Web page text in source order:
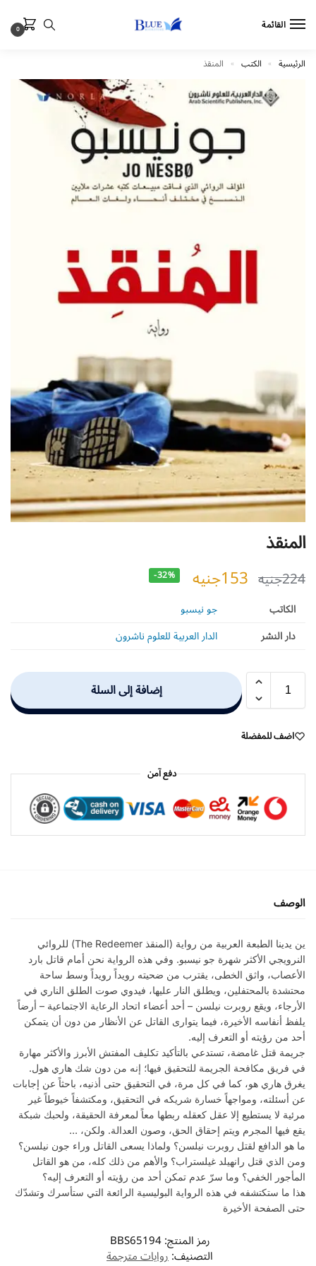
القائمة 0
الرئيسية » الكتب » المنقذ
المنقذ
224جنيه 153جنيه -32%
الكاتب
جو نيسبو
دار النشر
الدار العربية للعلوم ناشرون
إضافة إلى السلة
اضف للمفضلة
دفع آمن
الوصف
ين يدينا الطبعة العربية من رواية (المنقذ The Redeemer) للروائي
النرويجي الأكثر شهرة جو نيسبو. وفي هذه الرواية نحن أمام قاتل بارد
الأعصاب، واثق الخطى، يقترب من ضحيته رويداً رويداً وسط ساحة
محتشدة بالمحتفلين، ويطلق النار عليها، فيدوي صوت الطلق الناري في
الأرجاء، ويقع روبرت نيلسن – أحد أعضاء اتحاد الرعاية الاجتماعية – أرضاً
يلفظ أنفاسه الأخيرة، فيما يتوارى القاتل عن الأنظار من دون أن يتمكن
أحد من رؤيته أو التعرف إليه.
جريمة قتل غامضة، تستدعي بالتأكيد تكليف المفتش الأبرز والأكثر مهارة
في فريق مكافحة الجريمة للتحقيق فيها؛ إنه من دون شك هاري هول.
يغرق هاري هو، كما في كل مرة، في التحقيق حتى أذنيه، باحثاً عن إجابات
عن أسئلته، ومواجهاً خسارة شريكه في التحقيق، ومكتشفاً خيوطاً غير
مرئية لا يستطيع إلا عقل كعقله ربطها معاً لمعرفة الحقيقة، ولحبك شبكة
يقع فيها المجرم ويتم إحقاق الحق، وصون العدالة. ولكن، …
ما هو الدافع لقتل روبرت نيلسن؟ ولماذا يسعى القاتل وراء جون نيلسن؟
ومن الذي قتل رانهيلد غيلستراب؟ والأهم من ذلك كله، من هو القاتل
المأجور الخفي؟ وما سرّ عدم تمكن أحد من رؤيته أو التعرف إليه؟
هذا ما ستكتشفه في هذه الرواية البوليسية الرائعة التي ستأسرك وتشدّك
حتى الصفحة الأخيرة
رمز المنتج:BBS65194
التصنيف:روايات مترجمة